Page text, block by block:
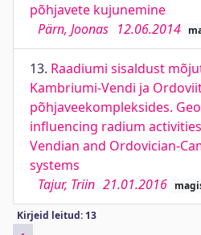
põhjavete kujunemine
Pärn, Joonas 12.06.2014
13. Raadiumi sisaldust
Kambriumi-Vendi ja
põhjaveekompleksides.
influencing radium
Vendian and Ordovician-
systems
Tajur, Triin 21.01.2016
Kirjeid leitud: 13